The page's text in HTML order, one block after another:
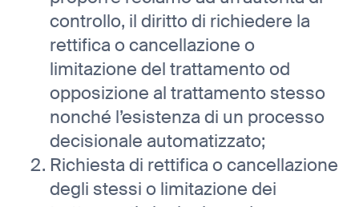
controllo, il diritto di richiedere la
rettifica o cancellazione o
limitazione del trattamento od
opposizione al trattamento stesso
nonché l’esistenza di un processo
decisionale automatizzato;
Richiesta di rettifica o cancellazione
degli stessi o limitazione dei